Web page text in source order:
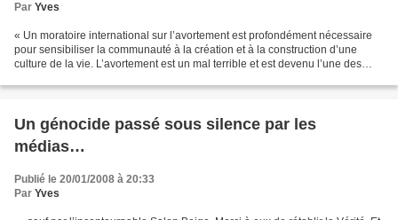
Par Yves
« Un moratoire international sur l’avortement est profondément nécessaire
pour sensibiliser la communauté à la création et à la construction d’une
culture de la vie. L’avortement est un mal terrible et est devenu l’une des
Un génocide passé sous silence par les
médias…
Publié le 20/01/2008 à 20:33
Par Yves